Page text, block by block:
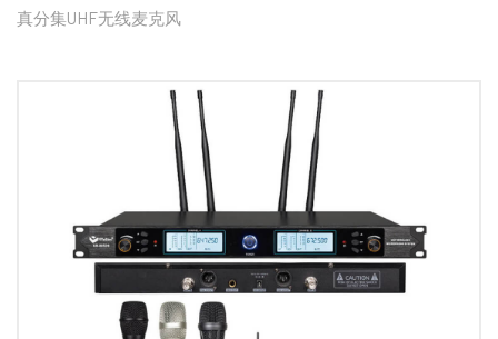
真分集UHF无线麦克风